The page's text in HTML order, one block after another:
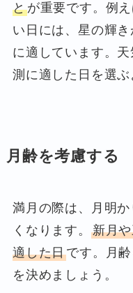
とが重要です。例
い日には、星の輝
に適しています。
測に適した日を選ぶ
月齢を考慮する
満月の際は、月明
くなります。 新月
適した日です。月
を決めましょう。